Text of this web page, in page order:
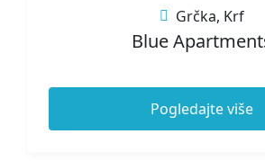
Grčka, Krf
Blue
Pogledajte više